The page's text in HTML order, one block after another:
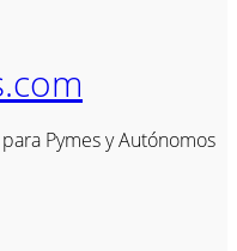
Pymes y Autónomos